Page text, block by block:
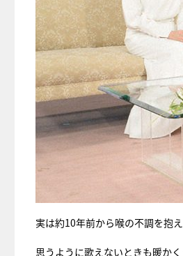
実は約10年前から喉の不調を抱
思うように歌えないときも暖か